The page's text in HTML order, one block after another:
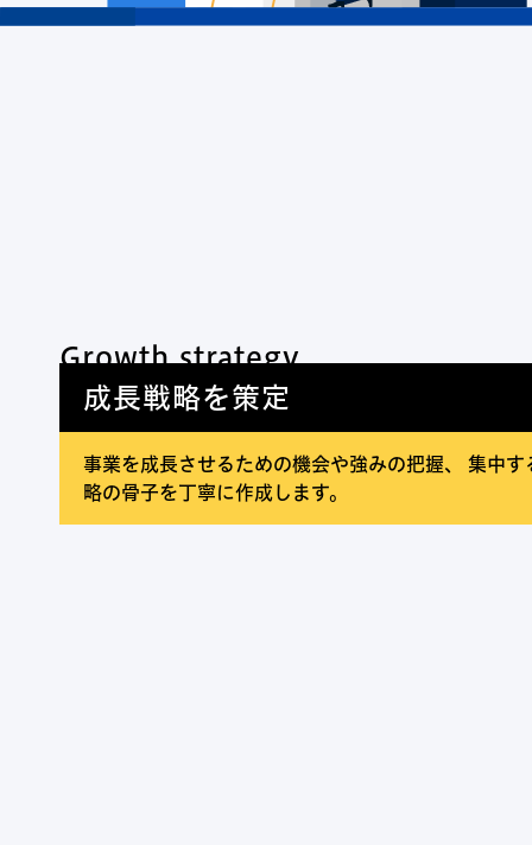
成長戦略を策定
Growth strategy
事業を成長させるための機会や強みの把握、
集中す
略の骨子を丁寧に作成します。